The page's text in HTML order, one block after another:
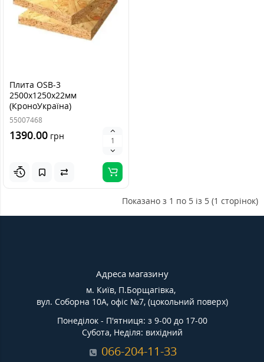
Плита OSB-3
2500х1250х22мм
(КроноУкраїна)
55007468
1390.00 грн
Показано з 1 по 5 із 5 (1 сторінок)
Адреса магазину
м. Київ, П.Борщагівка,
вул. Соборна 10А, офіс №7, (цокольний поверх)
Понеділок - П'ятниця: з 9-00 до 17-00
Субота, Неділя: вихідний
066-204-11-33